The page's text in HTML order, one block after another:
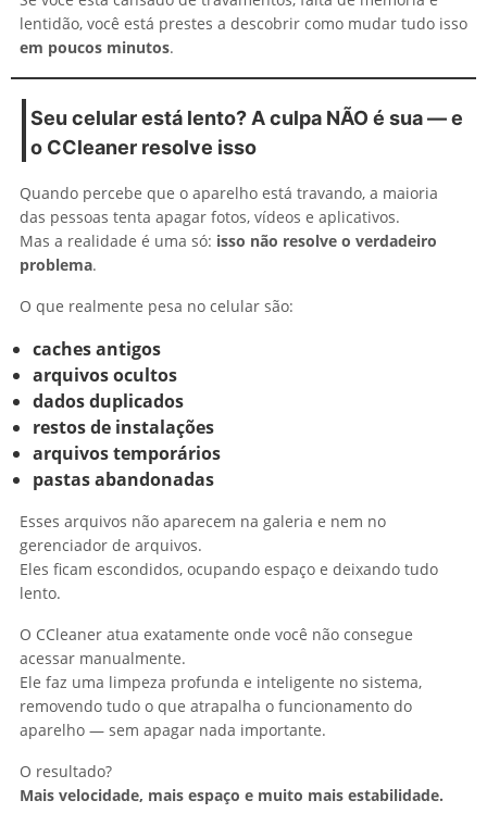
lentidão, você está prestes a descobrir como mudar tudo isso
em poucos minutos.
Seu celular está lento? A culpa NÃO é sua — e
o CCleaner resolve isso
Quando percebe que o aparelho está travando, a maioria
das pessoas tenta apagar fotos, vídeos e aplicativos.
Mas a realidade é uma só: isso não resolve o verdadeiro
problema.
O que realmente pesa no celular são:
caches antigos
arquivos ocultos
dados duplicados
restos de instalações
arquivos temporários
pastas abandonadas
Esses arquivos não aparecem na galeria e nem no
gerenciador de arquivos.
Eles ficam escondidos, ocupando espaço e deixando tudo
lento.
O CCleaner atua exatamente onde você não consegue
acessar manualmente.
Ele faz uma limpeza profunda e inteligente no sistema,
removendo tudo o que atrapalha o funcionamento do
aparelho — sem apagar nada importante.
O resultado?
Mais velocidade, mais espaço e muito mais estabilidade.